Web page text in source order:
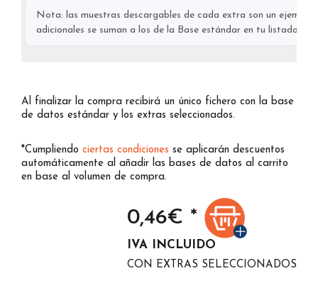
Nota: las muestras descargables de cada extra son un
adicionales se suman a los de la Base estándar en tu listado
Al finalizar la compra recibirá un único fichero con la base
de datos estándar y los extras seleccionados.
*Cumpliendo ciertas condiciones se aplicarán descuentos
automáticamente al añadir las bases de datos al carrito
en base al volumen de compra.
0,46€ *
IVA INCLUIDO
CON EXTRAS SELECCIONADOS